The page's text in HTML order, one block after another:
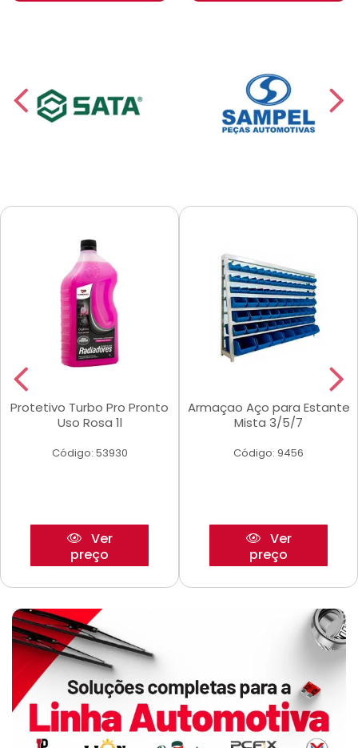
Protetivo Turbo Pro Pronto
Uso Rosa 1l
Código: 53930
Ver
preço
Armaçao Aço para Estante
Mista 3/5/7
Código: 9456
Ver
preço